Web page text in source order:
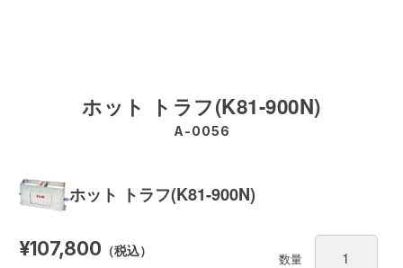
ホット トラフ(K81-900N)
A-0056
ホット トラフ(K81-900N)
¥107,800 （税込）
数量